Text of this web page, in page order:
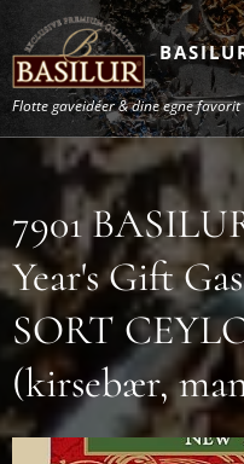
Flotte gaveidéer & dine egne
7901
Year's Gift
SORT
(kirsebær,